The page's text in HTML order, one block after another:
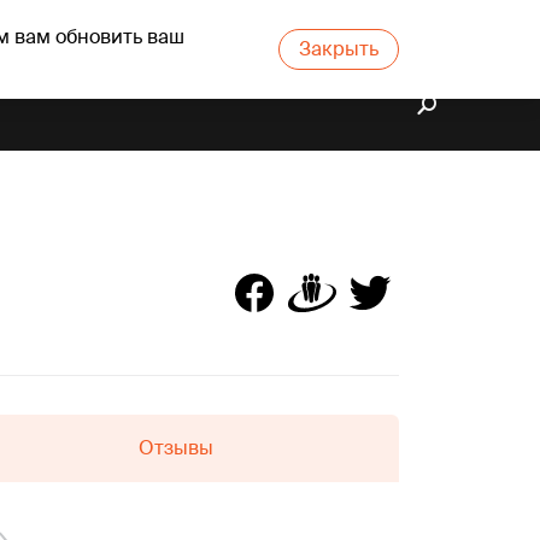
вам обновить ваш Закрыть
Отзывы